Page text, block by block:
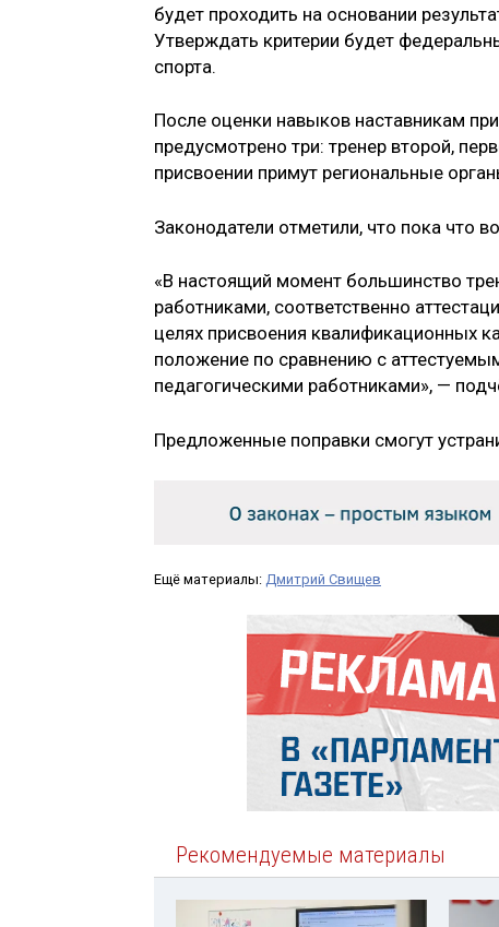
будет проходить на основании
Утверждать критерии будет
спорта.
После оценки навыков наставникам
предусмотрено три: тренер второй,
присвоении примут региональные
Законодатели отметили, что пока что
«В настоящий момент большинство
работниками, соответственно
целях присвоения квалификационных
положение по сравнению с
педагогическими работниками», —
Предложенные поправки смогут
Ещё материалы: Дмитрий Свищев
Рекомендуемые материалы